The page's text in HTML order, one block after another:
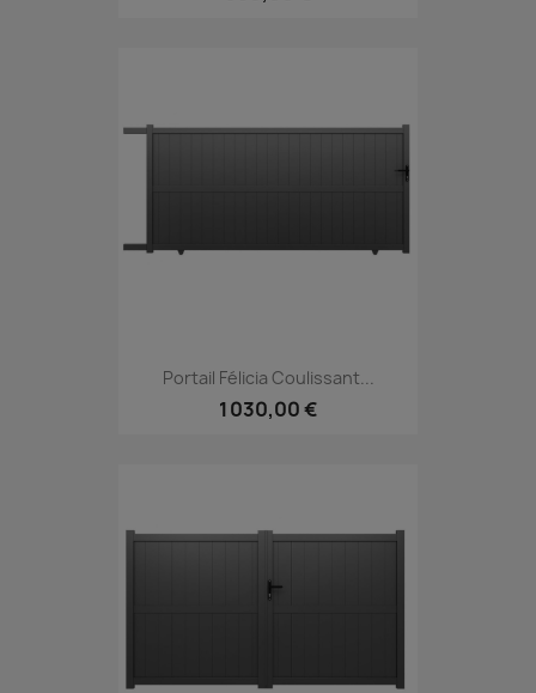
Portail Félicia Coulissant...
1 030,00 €